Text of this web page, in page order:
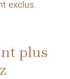
exclus.
plus